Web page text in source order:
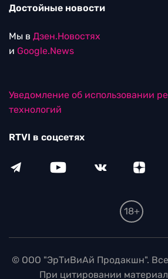
Достойные новости
Мы в Дзен.Новостях
и Google.News
Уведомление об использовании
технологий
RTVI в соцсетях
18+
© ООО "ЭрТиВиАй Продакшн".
При цитировании